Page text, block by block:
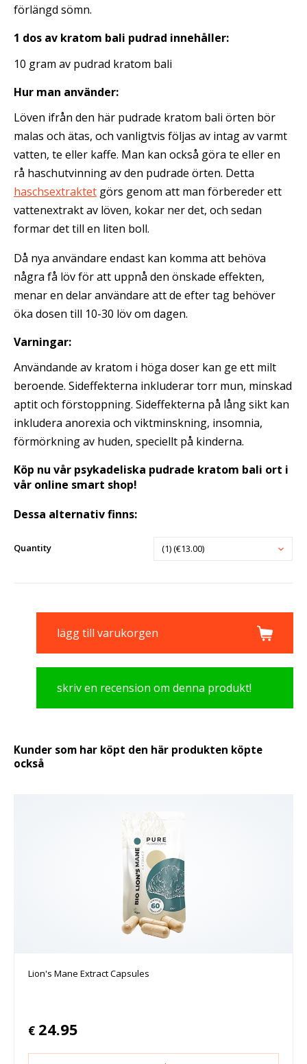
förlängd sömn.
1 dos av kratom bali pudrad innehåller:
10 gram av pudrad kratom bali
Hur man använder:
Löven ifrån den här pudrade kratom bali örten bör
malas och ätas, och vanligtvis följas av intag av varmt
vatten, te eller kaffe. Man kan också göra te eller en
rå haschutvinning av den pudrade örten. Detta
haschsextraktet görs genom att man förbereder ett
vattenextrakt av löven, kokar ner det, och sedan
formar det till en liten boll.
Då nya användare endast kan komma att behöva
några få löv för att uppnå den önskade effekten,
menar en delar användare att de efter tag behöver
öka dosen till 10-30 löv om dagen.
Varningar:
Användande av kratom i höga doser kan ge ett milt
beroende. Sideffekterna inkluderar torr mun, minskad
aptit och förstoppning. Sideffekterna på lång sikt kan
inkludera anorexia och viktminskning, insomnia,
förmörkning av huden, speciellt på kinderna.
Köp nu vår psykadeliska pudrade kratom bali ort i
vår online smart shop!
Dessa alternativ finns:
Quantity (1) (€13.00)
lägg till varukorgen
skriv en recension om denna produkt!
Kunder som har köpt den här produkten köpte
också
Lion's Mane Extract Capsules
€ 24.95